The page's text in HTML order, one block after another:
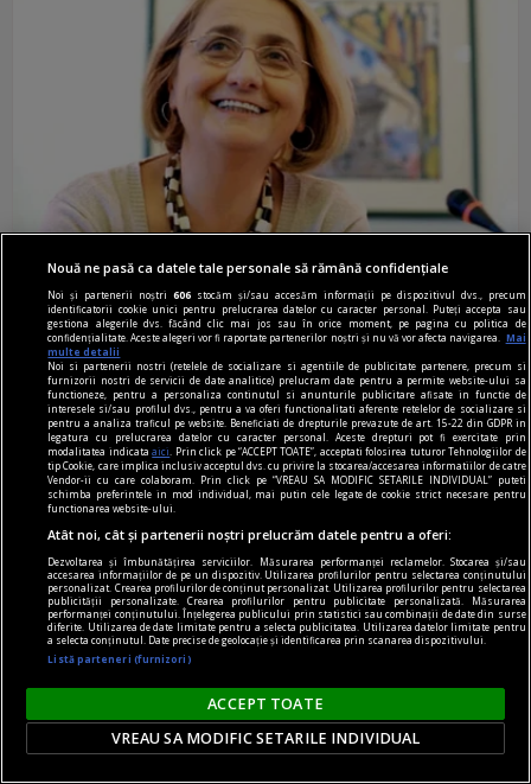
cuvinte nepotrivite
Înscenări
În lipsa exemplelor, utilizatorul obișnuit al
dicționarului nu poate fi sigur de excluderea unei
construcții.
Rodica ZAFIU
Nouă ne pasă ca datele tale personale să rămână confidențiale
Noi și partenerii noștri606 stocăm și/sau accesăm informații pe dispozitivul dvs., precum
identificatorii cookie unici pentru prelucrarea datelor cu caracter personal. Puteți accepta sau
gestiona alegerile dvs. făcând clic mai jos sau în orice moment, pe pagina cu politica de
confidențialitate. Aceste alegeri vor fi raportate partenerilor noștri și nu vă vor afecta navigarea.
Mai
multe detalii
Noi si partenerii nostri (retelele de socializare si agentiile de publicitate partenere, precum si
furnizorii nostri de servicii de date analitice) prelucram date pentru a permite website-ului sa
functioneze, pentru a personaliza continutul si anunturile publicitare afisate in functie de
interesele si/sau profilul dvs., pentru a va oferi functionalitati aferente retelelor de socializare si
pentru a analiza traficul pe website. Beneficiati de drepturile prevazute de art. 15-22 din GDPR in
legatura cu prelucrarea datelor cu caracter personal. Aceste drepturi pot fi exercitate prin
modalitatea indicataaici
. Prin click pe “ACCEPT TOATE”, acceptati folosirea tuturor Tehnologiilor de
tip Cookie, care implica inclusiv acceptul dvs. cu privire la stocarea/accesarea informatiilor de catre
Vendor-ii cu care colaboram. Prin click pe “VREAU SA MODIFIC SETARILE INDIVIDUAL” puteti
schimba preferintele in mod individual, mai putin cele legate de cookie strict necesare pentru
functionarea website-ului.
Atât noi, cât și partenerii noștri prelucrăm datele pentru a oferi:
Dezvoltarea și îmbunătățirea serviciilor. Măsurarea performanței reclamelor. Stocarea și/sau
accesarea informațiilor de pe un dispozitiv. Utilizarea profilurilor pentru selectarea conținutului
personalizat. Crearea profilurilor de conținut personalizat. Utilizarea profilurilor pentru selectarea
publicității personalizate. Crearea profilurilor pentru publicitate personalizată. Măsurarea
performanței conținutului. Înțelegerea publicului prin statistici sau combinații de date din surse
diferite. Utilizarea de date limitate pentru a selecta publicitatea. Utilizarea datelor limitate pentru
a selecta conținutul. Date precise de geolocație și identificarea prin scanarea dispozitivului.
Listă parteneri (furnizori)
ACCEPT TOATE
VREAU SA MODIFIC SETARILE INDIVIDUAL